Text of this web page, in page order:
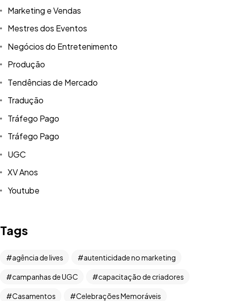
Marketing e Vendas
Mestres dos Eventos
Negócios do Entretenimento
Produção
Tendências de Mercado
Tradução
Tráfego Pago
Tráfego Pago
UGC
XV Anos
Youtube
Tags
agência de lives autenticidade no marketing
campanhas de UGC capacitação de criadores
Casamentos Celebrações Memoráveis